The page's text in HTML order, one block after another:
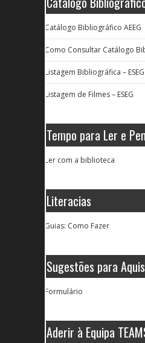
Catálogo Bibliográfico AEEG
Como Consultar Catálogo
Listagem Bibliográfica – ESEG
Listagem de Filmes – ESEG
Tempo para Ler e
Ler com a biblioteca
Literacias
Guias: Como Fazer
Sugestões para
Formulário
Aderir à Equipa